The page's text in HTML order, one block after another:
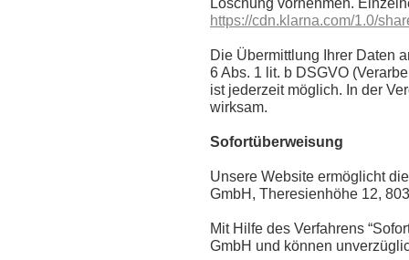
Löschung vornehmen.
https://cdn.klarna.com/1.0/
Die Übermittlung Ihrer Daten
6 Abs. 1 lit. b DSGVO
ist jederzeit möglich. In der
wirksam.
Sofortüberweisung
Unsere Website ermöglicht
GmbH, Theresienhöhe 12,
Mit Hilfe des Verfahrens
GmbH und können